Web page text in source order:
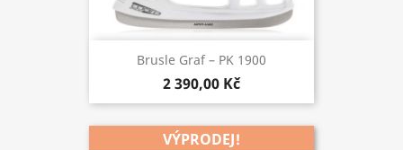
Brusle Graf – PK 1900
2 390,00 Kč
VÝPRODEJ!